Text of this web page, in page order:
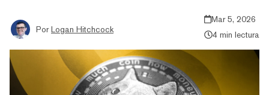
Por Logan Hitchcock
Mar 5, 2026
4 min lectura